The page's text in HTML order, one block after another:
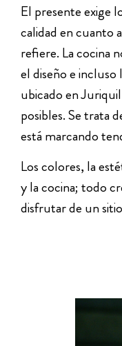
El presente exige
calidad en cuanto
refiere. La cocina
el diseño e incluso
ubicado en
posibles. Se trata
está marcando
Los colores, la
y la cocina; todo
disfrutar de un